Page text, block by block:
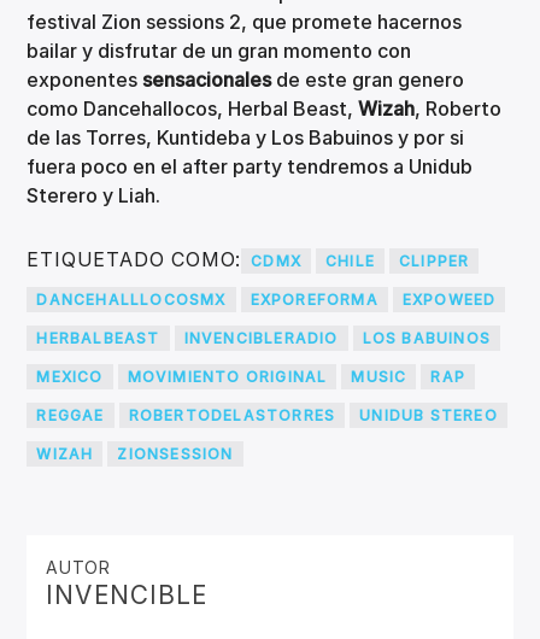
festival Zion sessions 2, que promete hacernos
bailar y disfrutar de un gran momento con
exponentessensacionalesde este gran genero
como Dancehallocos, Herbal Beast,Wizah, Roberto
de las Torres, Kuntideba y Los Babuinos y por si
fuera poco en el after party tendremos a Unidub
Sterero y Liah.
ETIQUETADO COMO: CDMX CHILE CLIPPER
DANCEHALLLOCOSMX EXPOREFORMA EXPOWEED
HERBALBEAST INVENCIBLERADIO LOS BABUINOS
MEXICO MOVIMIENTO ORIGINAL MUSIC RAP
REGGAE ROBERTODELASTORRES UNIDUB STEREO
WIZAH ZIONSESSION
AUTOR
INVENCIBLE